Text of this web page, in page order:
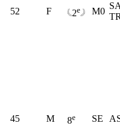
52 F 2e M0
45 M 8e SE